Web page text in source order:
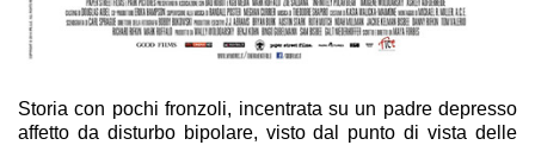
Storia con pochi fronzoli, incentrata su un padre depresso
affetto da disturbo bipolare, visto dal punto di vista delle